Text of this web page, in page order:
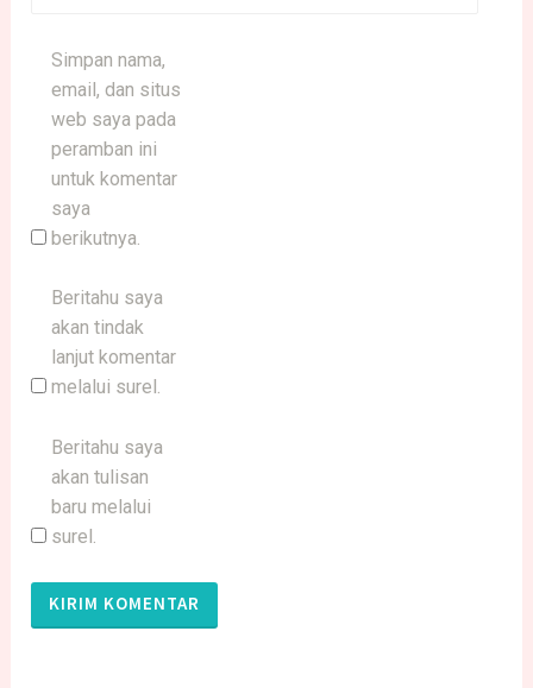
Simpan nama,
email, dan situs
web saya pada
peramban ini
untuk komentar
saya
berikutnya.
Beritahu saya
akan tindak
lanjut komentar
melalui surel.
Beritahu saya
akan tulisan
baru melalui
surel.